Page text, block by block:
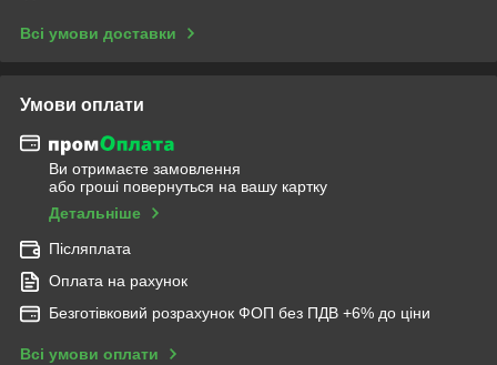
Всі умови доставки
Умови оплати
Ви отримаєте замовлення
або гроші повернуться на вашу картку
Детальніше
Післяплата
Оплата на рахунок
Безготівковий розрахунок ФОП без ПДВ +6% до ціни
Всі умови оплати